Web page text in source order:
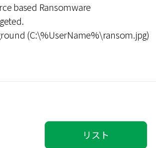
based Ransomware
(C:\%UserName%\ransom.jpg)
リスト